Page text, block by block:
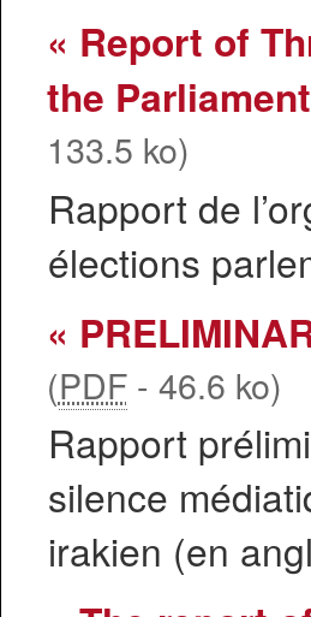
« Report of
the
133.5 ko)
Rapport de
élections
«
(PDF- 46.6 ko)
Rapport
silence
irakien (en